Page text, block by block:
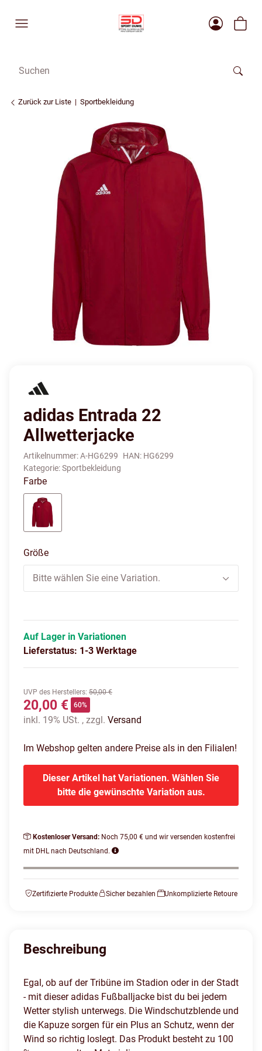
Zurück zur Liste Sportbekleidung
adidas Entrada 22
Allwetterjacke
Artikelnummer:A-HG6299 HAN: HG6299
Kategorie:Sportbekleidung
Farbe
Größe
Bitte wählen Sie eine Variation.
Auf Lager in Variationen
Lieferstatus: 1-3 Werktage
UVP des Herstellers: 50,00 €
20,00 € 60%
inkl. 19% USt. , zzgl. Versand
Im Webshop gelten andere Preise als in den Filialen!
Dieser Artikel hat Variationen. Wählen Sie
bitte die gewünschte Variation aus.
Kostenloser Versand: Noch 75,00 € und wir versenden kostenfrei
mit DHL nach Deutschland.
Zertifizierte Produkte Sicher bezahlen Unkomplizierte Retoure
Beschreibung
Egal, ob auf der Tribüne im Stadion oder in der Stadt
- mit dieser adidas Fußballjacke bist du bei jedem
Wetter stylish unterwegs. Die Windschutzblende und
die Kapuze sorgen für ein Plus an Schutz, wenn der
Wind so richtig loslegt. Das Produkt besteht zu 100